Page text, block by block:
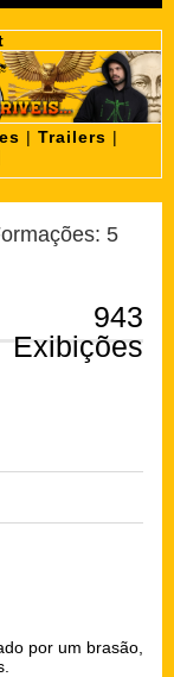
| Trailers |
5
943
Exibições
por um brasão,